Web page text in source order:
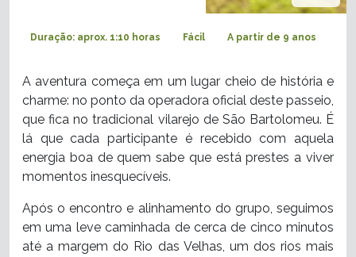
Duração: aprox. 1:10 horas Fácil A partir de 9 anos
A aventura começa em um lugar cheio de história e
charme: no ponto da operadora oficial deste passeio,
que fica no tradicional vilarejo de São Bartolomeu. É
lá que cada participante é recebido com aquela
energia boa de quem sabe que está prestes a viver
momentos inesquecíveis.
Após o encontro e alinhamento do grupo, seguimos
em uma leve caminhada de cerca de cinco minutos
até a margem do Rio das Velhas, um dos rios mais